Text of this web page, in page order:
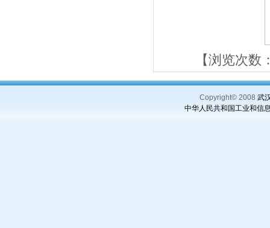
【浏览次数
Copyright© 2008 武
中华人民共和国工业和信